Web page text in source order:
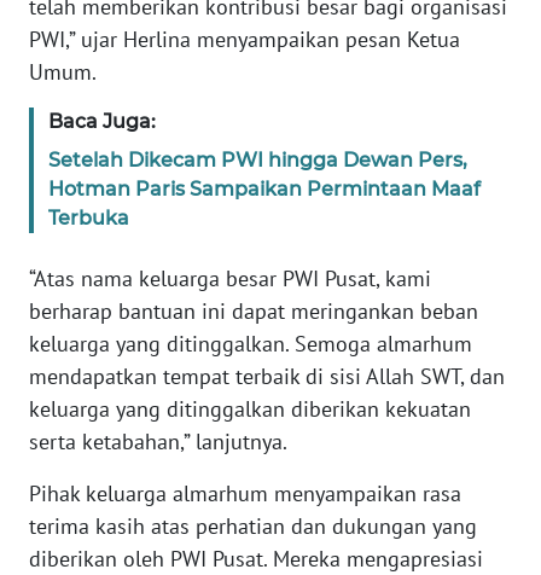
telah memberikan kontribusi besar bagi organisasi
PWI,” ujar Herlina menyampaikan pesan Ketua
Umum.
Baca Juga:
Setelah Dikecam PWI hingga Dewan Pers,
Hotman Paris Sampaikan Permintaan Maaf
Terbuka
“Atas nama keluarga besar PWI Pusat, kami
berharap bantuan ini dapat meringankan beban
keluarga yang ditinggalkan. Semoga almarhum
mendapatkan tempat terbaik di sisi Allah SWT, dan
keluarga yang ditinggalkan diberikan kekuatan
serta ketabahan,” lanjutnya.
Pihak keluarga almarhum menyampaikan rasa
terima kasih atas perhatian dan dukungan yang
diberikan oleh PWI Pusat. Mereka mengapresiasi
WN
BANTEN
WN
NTT
WN
WN
PAPUA
WN
PAPUA
BARAT
WN